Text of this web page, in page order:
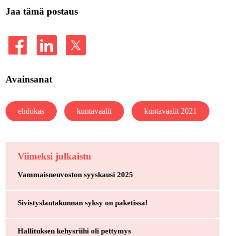
Jaa tämä postaus
Avainsanat
ehdokas kuntavaalit kuntavaalit 2021
Viimeksi julkaistu
Vammaisneuvoston syyskausi 2025
Sivistyslautakunnan syksy on paketissa!
Hallituksen kehysriihi oli pettymys